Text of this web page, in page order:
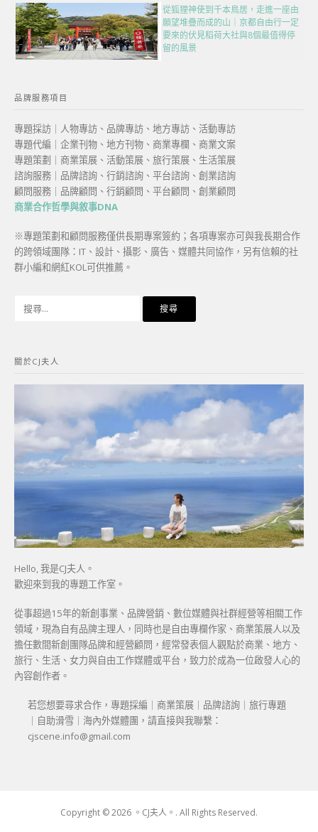
從狐狸神使到千本鳥居，走進一座由
願望堆疊而成的山｜京都自由行一定
要來的伏見稻荷大社與8個最值得停
留的風景
品牌服務項目
專題採訪｜人物專訪、品牌專訪、地方專訪、活動專訪
專題代編｜企業刊物、地方刊物、商業專欄、商業文案
專題策劃｜商業策展、活動策展、旅行策展、生活策展
諮詢服務｜品牌諮詢、行銷諮詢、平台諮詢、創業諮詢
顧問服務｜品牌顧問、行銷顧問、平台顧問、創業顧問
商業合作哲學與敘事DNA
※專題策劃和顧問服務僅供長期專案簽約；各項專案亦可與我長期合作
的跨領域團隊：IT、設計、攝影、廣告、媒體共同協作，另有信賴的社
群小編和網紅KOL可供推薦。
字:
關於CJ夫人
Hello, 我是CJ夫人。
歡迎來到我的專題工作室。
從事超過15年的新創事業、品牌營銷、數位媒體與社群經營等相關工作
領域，現為自有品牌主理人，同時也是自由專欄作家、商業策展人以及
擔任數間新創團隊品牌和經營顧問，經常發表個人觀點於商業、地方、
旅行、生活、女力與自由工作媒體或平台，致力於成為一位啟發人心的
內容創作者。
若您想要尋求合作，專題採編｜商業策展｜品牌諮詢｜旅行專題
｜自助滑雪｜海內外媒體團，請直接與我聯繫：
cjscene.info@gmail.com
Copyright © 2026 。CJ夫人。. All Rights Reserved.